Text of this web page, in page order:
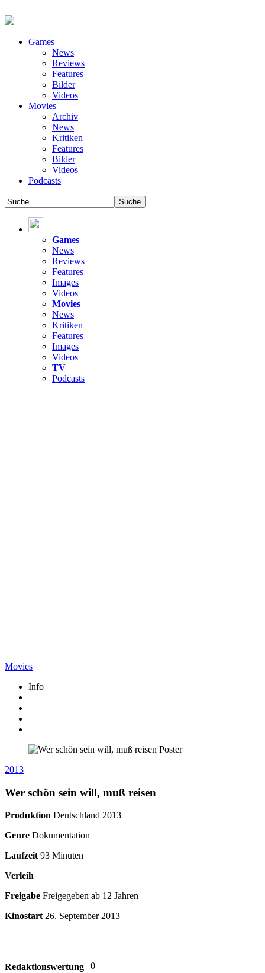
Games
News
Reviews
Features
Bilder
Videos
Movies
Archiv
News
Kritiken
Features
Bilder
Videos
Podcasts
Games
News
Reviews
Features
Images
Videos
Movies
News
Kritiken
Features
Images
Videos
TV
Podcasts
Movies
Info
2013
Wer schön sein will, muß reisen
Produktion Deutschland 2013
Genre Dokumentation
Laufzeit93 Minuten
Verleih
Freigabe Freigegeben ab 12 Jahren
Kinostart 26. September 2013
Redaktionswertung 0